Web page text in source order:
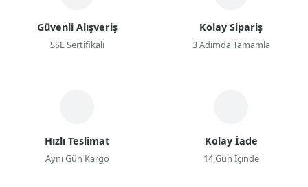
Güvenli Alışveriş
SSL Sertifikalı
Kolay Sipariş
3 Adımda Tamamla
Hızlı Teslimat
Aynı Gün Kargo
Kolay İade
14 Gün İçinde